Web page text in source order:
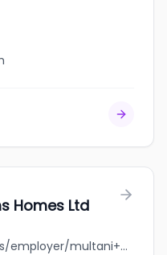
Homes Ltd
jobbank.gc.ca/browsejobs/employer/multani+customs+homes+ltd/ca